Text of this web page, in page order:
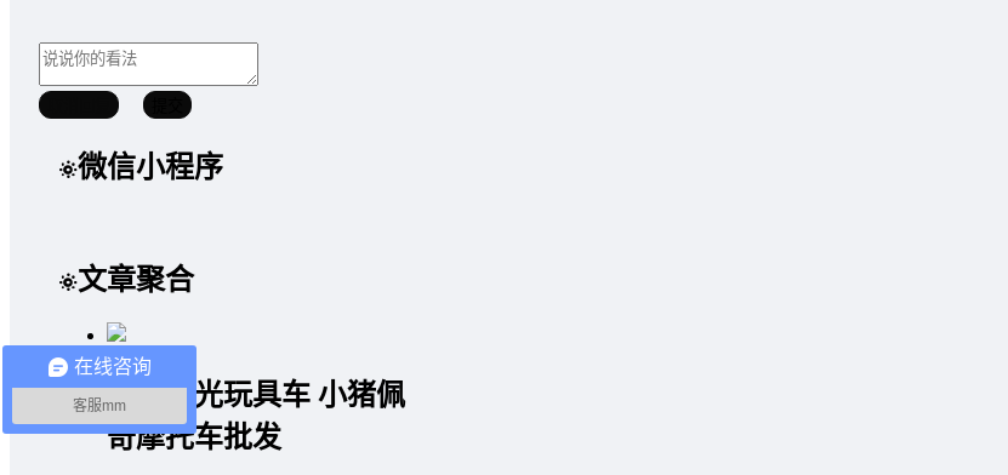
微信小程序
文章聚合
儿童发光玩具车 小猪佩
奇摩托车批发
在线咨询
客服mm